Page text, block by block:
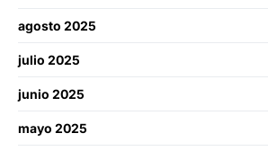
agosto 2025
julio 2025
junio 2025
mayo 2025